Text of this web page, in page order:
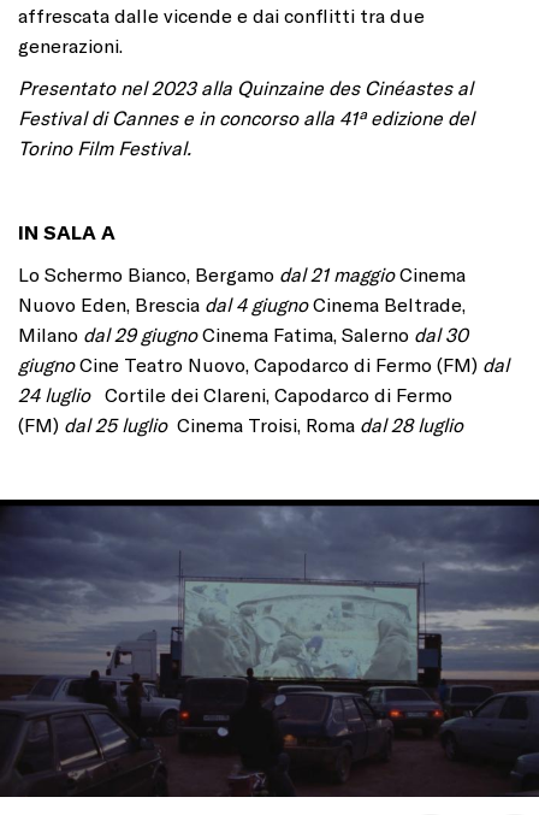
affrescata dalle vicende e dai conflitti tra due
generazioni.
Presentato nel 2023 alla Quinzaine des Cinéastes al
Festival di Cannes e in concorso alla 41ª edizione del
Torino Film Festival.
IN SALA A
Lo Schermo Bianco, Bergamo dal 21 maggioCinema
Nuovo Eden, Brescia dal 4 giugnoCinema Beltrade,
Milano dal 29 giugnoCinema Fatima, Salerno dal 30
giugnoCine Teatro Nuovo, Capodarco di Fermo (FM) dal
24 luglio Cortile dei Clareni, Capodarco di Fermo
(FM) dal 25 luglio Cinema Troisi, Roma dal 28 luglio